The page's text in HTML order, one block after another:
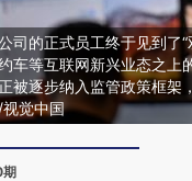
司的正式员工终于见到了
车等互联网新兴业态之上
被逐步纳入监管政策框架
觉中国
期